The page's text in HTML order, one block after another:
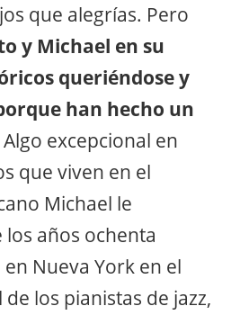
que alegrías. Pero
y Michael en su
queriéndose y
han hecho un
Algo excepcional en
que viven en el
Michael le
años ochenta
Nueva York en el
los pianistas de jazz,